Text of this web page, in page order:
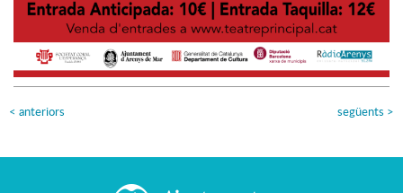
< anteriors següents >